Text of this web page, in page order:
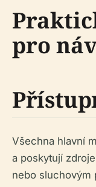
pro
Všechna hlavní
a poskytují
nebo sluchovým